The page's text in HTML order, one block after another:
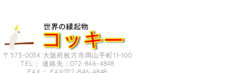
〒573-0034 大阪府枚方市岡山手町11-100
TEL： 連絡先：072-846-4848